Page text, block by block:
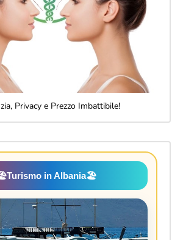
Privacy e Prezzo Imbattibile!
Turismo in Albania🏖️